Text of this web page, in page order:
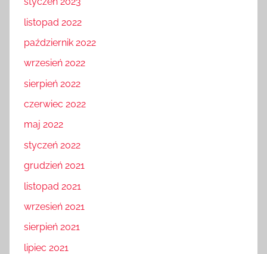
listopad 2022
październik 2022
wrzesień 2022
sierpień 2022
czerwiec 2022
maj 2022
styczeń 2022
grudzień 2021
listopad 2021
wrzesień 2021
sierpień 2021
lipiec 2021